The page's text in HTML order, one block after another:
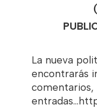
La nueva
encontrarás
comentarios,